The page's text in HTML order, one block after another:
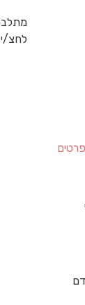
פרטים
לחצ/